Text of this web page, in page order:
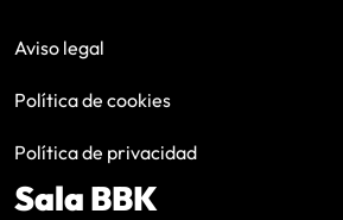
Aviso legal
Política de cookies
Política de privacidad
Sala BBK